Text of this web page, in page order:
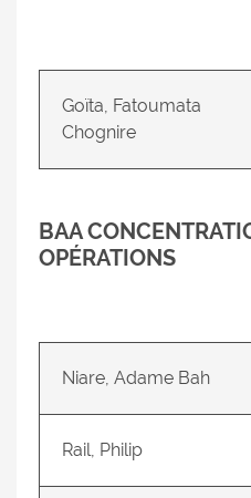
Goïta, Fatoumata
Chognire
BAA
OPÉRATIONS
Niare, Adame Bah
Rail, Philip